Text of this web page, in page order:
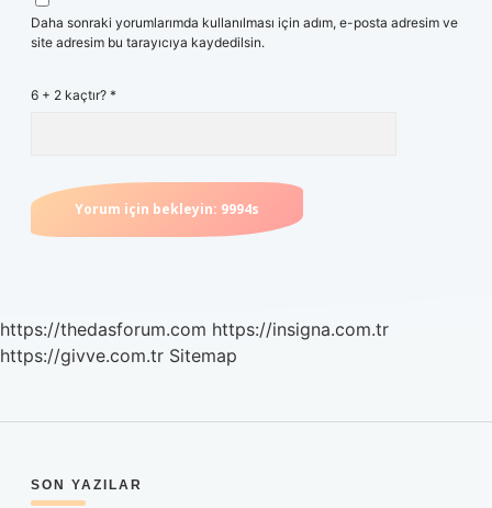
Daha sonraki yorumlarımda kullanılması için adım, e-posta adresim ve
site adresim bu tarayıcıya kaydedilsin.
6 + 2 kaçtır? *
https://thedasforum.com https://insigna.com.tr
https://givve.com.tr Sitemap
SON YAZILAR